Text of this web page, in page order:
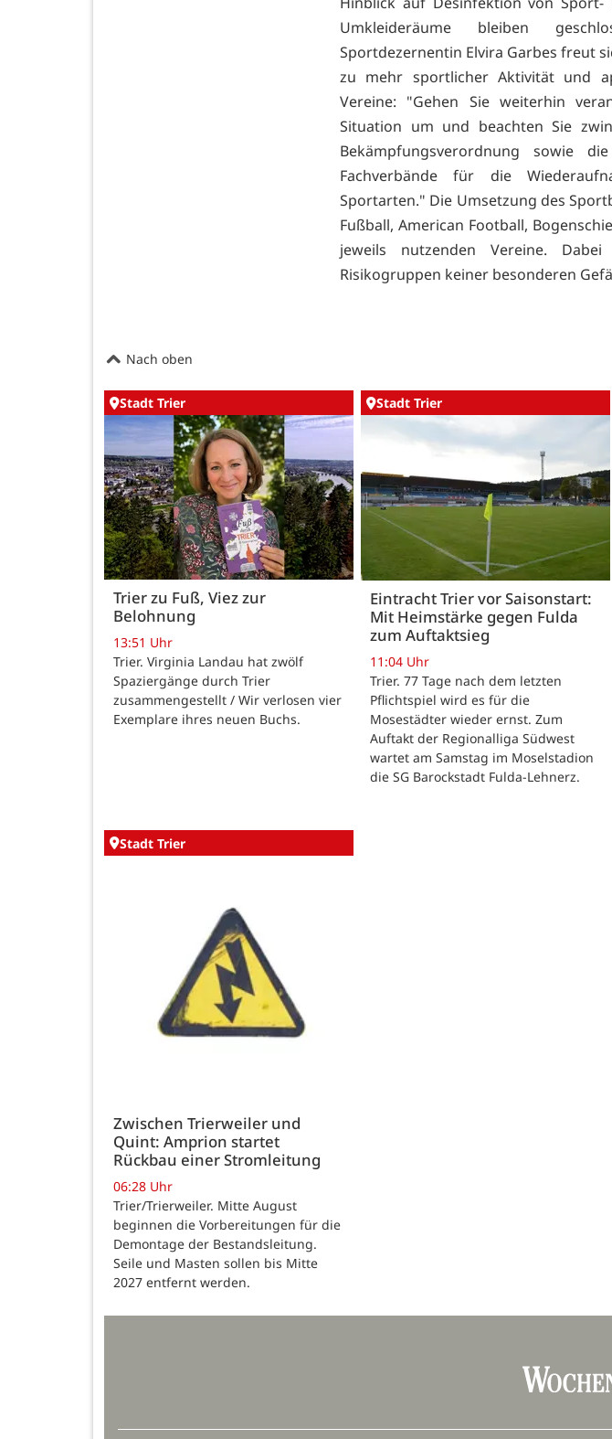
Umkleideräume bleiben
Sportdezernentin Elvira Garbes freut
zu mehr sportlicher Aktivität und
Vereine: "Gehen Sie weiterhin
Situation um und beachten Sie
Bekämpfungsverordnung sowie
Fachverbände für die
Sportarten." Die Umsetzung des
Fußball, American Football,
jeweils nutzenden Vereine.
Risikogruppen keiner besonderen
Nach oben
Stadt Trier
Trier zu Fuß, Viez zur
Belohnung
13:51 Uhr
Trier. Virginia Landau hat zwölf
Spaziergänge durch Trier
zusammengestellt / Wir verlosen vier
Exemplare ihres neuen Buchs.
Stadt Trier
Eintracht Trier vor Saisonstart:
Mit Heimstärke gegen Fulda
zum Auftaktsieg
11:04 Uhr
Trier. 77 Tage nach dem letzten
Pflichtspiel wird es für die
Mosestädter wieder ernst. Zum
Auftakt der Regionalliga Südwest
wartet am Samstag im Moselstadion
die SG Barockstadt Fulda-Lehnerz.
Stadt Trier
Zwischen Trierweiler und
Quint: Amprion startet
Rückbau einer Stromleitung
06:28 Uhr
Trier/Trierweiler. Mitte August
beginnen die Vorbereitungen für die
Demontage der Bestandsleitung.
Seile und Masten sollen bis Mitte
2027 entfernt werden.